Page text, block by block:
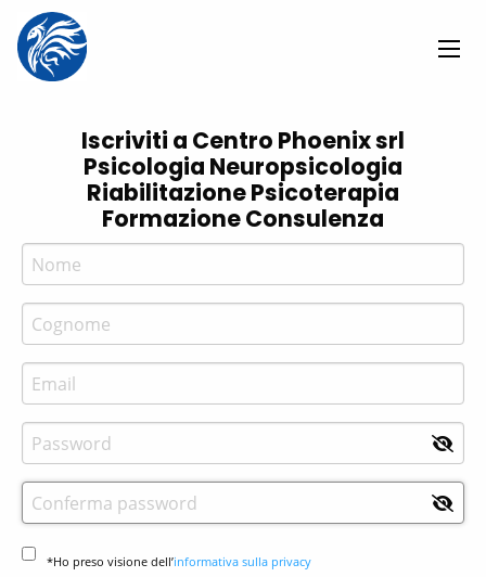
Iscriviti a Centro Phoenix srl
Psicologia Neuropsicologia
Riabilitazione Psicoterapia
Formazione Consulenza
*Ho preso visione dell’informativa sulla privacy